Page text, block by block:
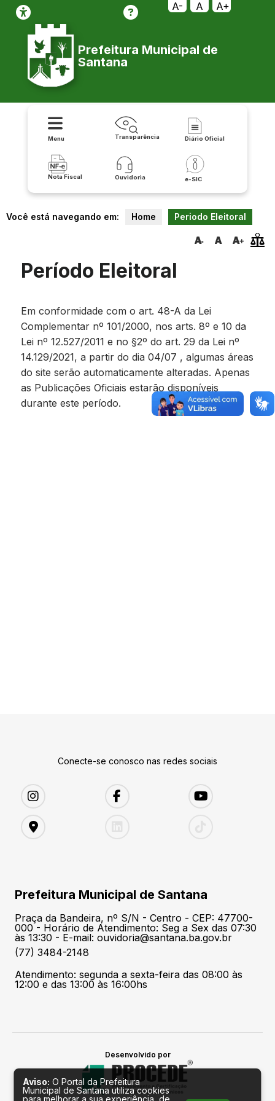
A- A A+
Prefeitura Municipal de
Santana
Menu Transparência Diário Oficial
Nota Fiscal Ouvidoria e-SIC
Você está navegando em: Home Periodo Eleitoral
Período Eleitoral
Em conformidade com o art. 48-A da Lei
Complementar nº 101/2000, nos arts. 8º e 10 da
Lei nº 12.527/2011 e no §2º do art. 29 da Lei nº
14.129/2021, a partir do dia 04/07 , algumas áreas
do site serão automaticamente alteradas. Apenas
as Publicações Oficiais estarão disponíveis
durante este período.
Conecte-se conosco nas redes sociais
Prefeitura Municipal de Santana
Praça da Bandeira, nº S/N - Centro - CEP: 47700-
000 - Horário de Atendimento: Seg a Sex das 07:30
às 13:30 - E-mail: ouvidoria@santana.ba.gov.br
(77) 3484-2148
Atendimento: segunda a sexta-feira das 08:00 às
12:00 e das 13:00 às 16:00hs
Desenvolvido por
Aviso: O Portal da Prefeitura
Municipal de Santana utiliza cookies
para melhorar a sua experiência, de